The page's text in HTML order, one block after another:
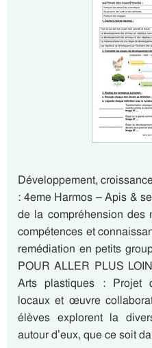
Développement,
: 4eme Harmos – Apis &
de la compréhension des
compétences et
remédiation en petits
POUR ALLER PLUS
Arts plastiques : Projet
locaux et œuvre
élèves explorent la
autour d’eux, que ce soit